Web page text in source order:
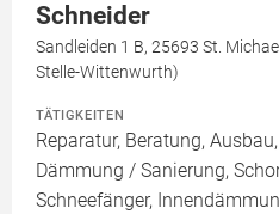
Schneider
Sandleiden 1 B, 25693 St.
Stelle-Wittenwurth)
TÄTIGKEITEN
Reparatur, Beratung,
Dämmung / Sanierung,
Schneefänger,